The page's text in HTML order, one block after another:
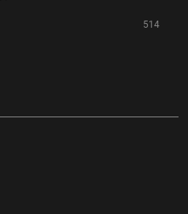
514